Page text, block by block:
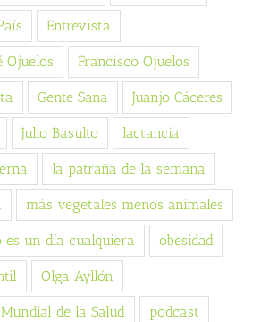
Entrevista
Ojuelos Francisco Ojuelos
Gente Sana Juanjo Cáceres
Julio Basulto lactancia
la patraña de la semana
más vegetales menos animales
es un día cualquiera obesidad
Olga Ayllón
de la Salud podcast